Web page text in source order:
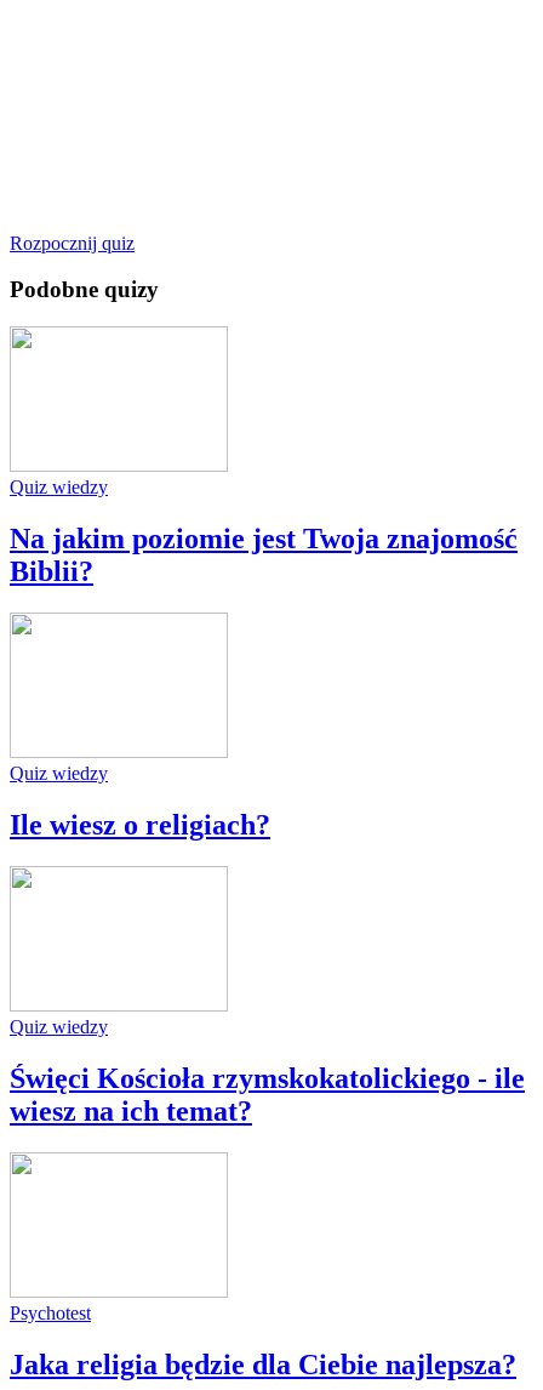
Rozpocznij quiz
Podobne quizy
Quiz wiedzy
Na jakim poziomie jest Twoja znajomość
Biblii?
Quiz wiedzy
Ile wiesz o religiach?
Quiz wiedzy
Święci Kościoła rzymskokatolickiego - ile
wiesz na ich temat?
Psychotest
Jaka religia będzie dla Ciebie najlepsza?